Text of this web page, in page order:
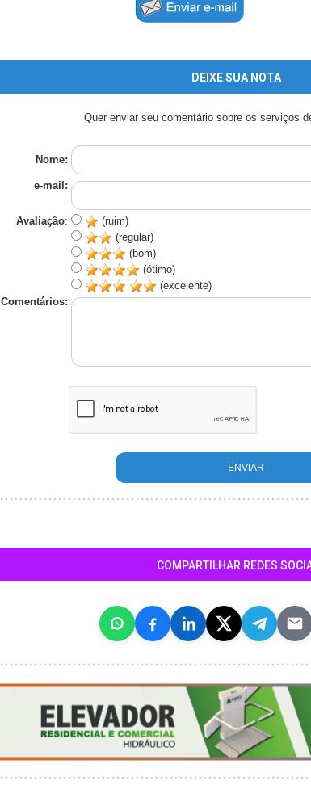
DEIXE SUA NOTA
Quer enviar seu comentário sobre os serviços
Nome:
e-mail:
Avaliação:
(ruim)
(regular)
(bom)
(ótimo)
(excelente)
Comentários:
COMPARTILHAR REDES